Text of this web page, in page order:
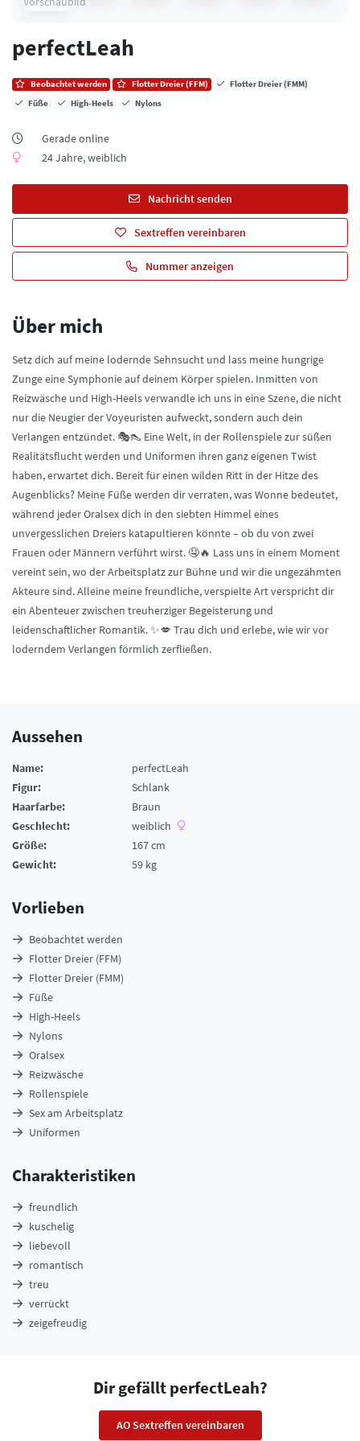
perfectLeah
Beobachtet werden Flotter Dreier (FFM)
Flotter Dreier (FMM)
Füße
High-Heels Nylons
Gerade online
24 Jahre, weiblich
Nachricht senden
Sextreffen vereinbaren
Nummer anzeigen
Über mich
Setz dich auf meine lodernde Sehnsucht und lass meine hungrige
Zunge eine Symphonie auf deinem Körper spielen. Inmitten von
Reizwäsche und High-Heels verwandle ich uns in eine Szene, die nicht
nur die Neugier der Voyeuristen aufweckt, sondern auch dein
Verlangen entzündet. 🎭👠 Eine Welt, in der Rollenspiele zur süßen
Realitätsflucht werden und Uniformen ihren ganz eigenen Twist
haben, erwartet dich. Bereit für einen wilden Ritt in der Hitze des
Augenblicks? Meine Füße werden dir verraten, was Wonne bedeutet,
während jeder Oralsex dich in den siebten Himmel eines
unvergesslichen Dreiers katapultieren könnte – ob du von zwei
Frauen oder Männern verführt wirst. 🤤🔥 Lass uns in einem Moment
vereint sein, wo der Arbeitsplatz zur Bühne und wir die ungezähmten
Akteure sind. Alleine meine freundliche, verspielte Art verspricht dir
ein Abenteuer zwischen treuherziger Begeisterung und
leidenschaftlicher Romantik. ✨💋 Trau dich und erlebe, wie wir vor
loderndem Verlangen förmlich zerfließen.
Aussehen
Name:
perfectLeah
Figur:
Schlank
Haarfarbe:
Braun
Geschlecht:
weiblich
Größe:
167 cm
Gewicht:
59 kg
Vorlieben
Beobachtet werden
Flotter Dreier (FFM)
Flotter Dreier (FMM)
Füße
High-Heels
Nylons
Oralsex
Reizwäsche
Rollenspiele
Sex am Arbeitsplatz
Uniformen
Charakteristiken
freundlich
kuschelig
liebevoll
romantisch
treu
verrückt
zeigefreudig
Dir gefällt perfectLeah?
AO Sextreffen vereinbaren